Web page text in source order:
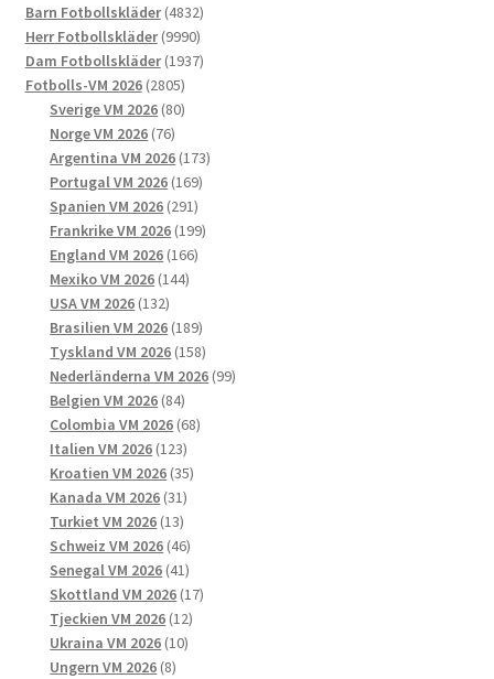
produkter
Barn Fotbollskläder 48324832
produkter
Herr Fotbollskläder 99909990
produkter
Dam Fotbollskläder 19371937
Fotbolls-VM 2026 28052805
produkter
Sverige VM 2026 8080
Norge VM 2026 7676
produkter
Argentina VM 2026 173173
Portugal VM 2026 169169
Spanien VM 2026 291291
produkter
Frankrike VM 2026 199199
England VM 2026 166166
Mexiko VM 2026 144144
USA VM 2026 132132
produkter
Brasilien VM 2026 189189
produkter
Tyskland VM 2026 158158
produkter
Nederländerna VM 2026 9999
Belgien VM 2026 8484
produkter
Colombia VM 2026 6868
Italien VM 2026 123123
produkter
Kroatien VM 2026 3535
Kanada VM 2026 3131
produkter
Turkiet VM 2026 1313
produkter
Schweiz VM 2026 4646
produkter
Senegal VM 2026 4141
produkter
Skottland VM 2026 1717
Tjeckien VM 2026 1212
Ukraina VM 2026 1010
Ungern VM 2026 88